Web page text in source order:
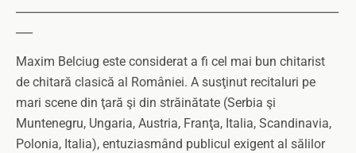
Maxim Belciug este considerat a fi cel mai bun chitarist
de chitară clasică al României. A susţinut recitaluri pe
mari scene din ţară şi din străinătate (Serbia şi
Muntenegru, Ungaria, Austria, Franţa, Italia, Scandinavia,
Polonia, Italia), entuziasmând publicul exigent al sălilor